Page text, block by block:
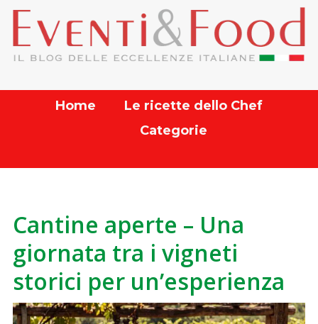
Home
Le ricette dello Chef
Categorie
Cantine aperte – Una
giornata tra i vigneti
storici per un’esperienza